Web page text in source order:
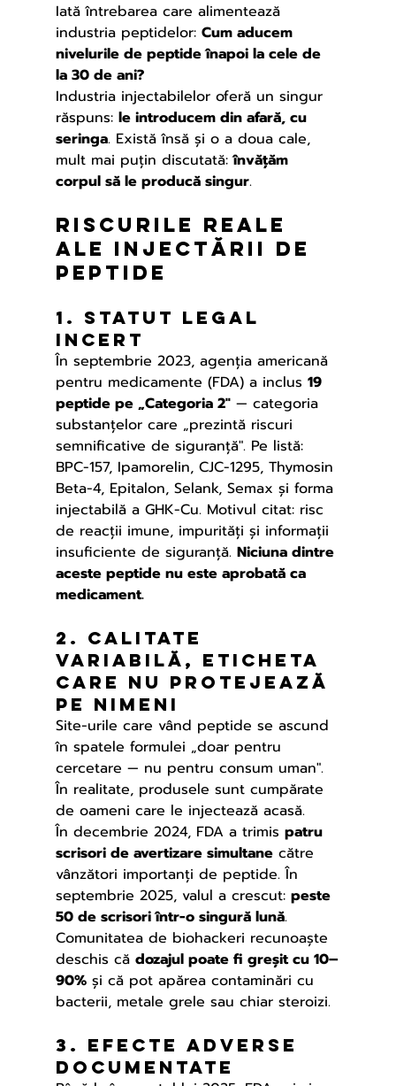
Iată întrebarea care alimentează
industria peptidelor: Cum aducem
nivelurile de peptide înapoi la cele de
la 30 de ani?
Industria injectabilelor oferă un singur
răspuns: le introducem din afară, cu
seringa. Există însă și o a doua cale,
mult mai puțin discutată: învățăm
corpul să le producă singur.
Riscurile reale
ale injectării de
peptide
1. Statut legal
incert
În septembrie 2023, agenția americană
pentru medicamente (FDA) a inclus 19
peptide pe „Categoria 2" — categoria
substanțelor care „prezintă riscuri
semnificative de siguranță". Pe listă:
BPC-157, Ipamorelin, CJC-1295, Thymosin
Beta-4, Epitalon, Selank, Semax și forma
injectabilă a GHK-Cu. Motivul citat: risc
de reacții imune, impurități și informații
insuficiente de siguranță. Niciuna dintre
aceste peptide nu este aprobată ca
medicament.
2. Calitate
variabilă, eticheta
care nu protejează
pe nimeni
Site-urile care vând peptide se ascund
în spatele formulei „doar pentru
cercetare — nu pentru consum uman".
În realitate, produsele sunt cumpărate
de oameni care le injectează acasă.
În decembrie 2024, FDA a trimis patru
scrisori de avertizare simultane către
vânzători importanți de peptide. În
septembrie 2025, valul a crescut: peste
50 de scrisori într-o singură lună.
Comunitatea de biohackeri recunoaște
deschis că dozajul poate fi greșit cu 10–
90% și că pot apărea contaminări cu
bacterii, metale grele sau chiar steroizi.
3. Efecte adverse
documentate